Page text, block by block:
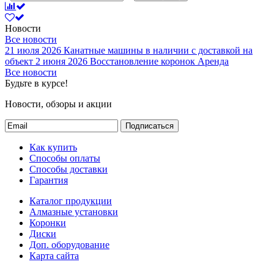
Новости
Все новости
21 июля 2026 Канатные машины в наличии с доставкой на
объект 2 июня 2026 Восстановление коронок Аренда
Все новости
Будьте в курсе!
Новости, обзоры и акции
Подписаться
Как купить
Способы оплаты
Способы доставки
Гарантия
Каталог продукции
Алмазные установки
Коронки
Диски
Доп. оборудование
Карта сайта